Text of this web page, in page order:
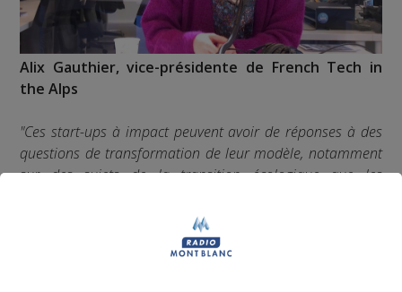
Alix Gauthier, vice-présidente de French Tech in
the Alps
"Ces start-ups à impact peuvent avoir de réponses à des
questions de transformation de leur modèle, notamment
sur des sujets de la transition écologique que les
Alix Gauthier, vice-présidente de French Tech in
était notre invitée en direct dans #Initiatives le